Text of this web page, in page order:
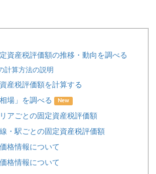
資産税評価額の推移・動向を調べる
計算方法の説明
産税評価額を計算する
場」を調べる New
アごとの固定資産税評価額
・駅ごとの固定資産税評価額
格情報について
格情報について